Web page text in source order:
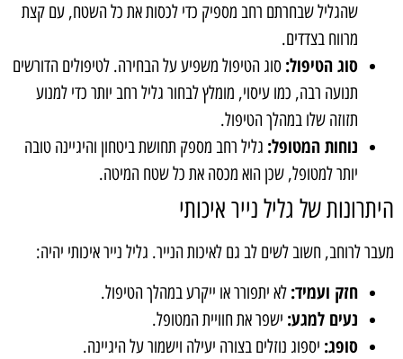
שהגליל שבחרתם רחב מספיק כדי לכסות את כל השטח, עם קצת
מרווח בצדדים.
סוג הטיפול: סוג הטיפול משפיע על הבחירה. לטיפולים הדורשים
תנועה רבה, כמו עיסוי, מומלץ לבחור גליל רחב יותר כדי למנוע
תזוזה שלו במהלך הטיפול.
נוחות המטופל: גליל רחב מספק תחושת ביטחון והיגיינה טובה
יותר למטופל, שכן הוא מכסה את כל שטח המיטה.
היתרונות של גליל נייר איכותי
מעבר לרוחב, חשוב לשים לב גם לאיכות הנייר. גליל נייר איכותי יהיה:
חזק ועמיד: לא יתפורר או ייקרע במהלך הטיפול.
נעים למגע: ישפר את חוויית המטופל.
סופג: יספוג נוזלים בצורה יעילה וישמור על היגיינה.